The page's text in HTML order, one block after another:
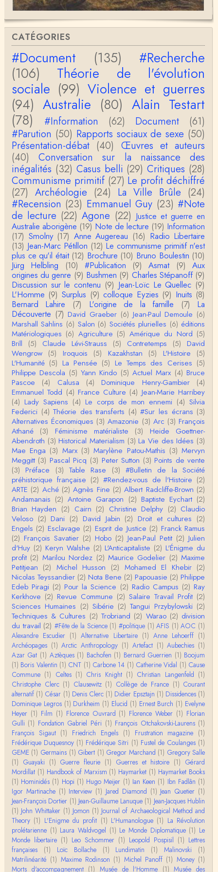
honnêteté intellectuelle, vous êtes passionnant.A …
Christophe Darmangeat
Si, le lien fonctionne bel et bien, je viens de le véri
fier. Il mène à la thèse de Jean-Claude Favin…
roland `chaudat
le lien cité par BB ne fonctionne pas ( 6 ans aprè
s), dommage, mais j'ai la même impression que …
Christophe Darmangeat
La plus récente, donc celle en français, la quatrièm
e, publiée chez La Découverte.Bonne lecture !
Anonymous
Actuellement c'est quelle édition qui est la plus à jo
ur? La dernière edition française ou celle…
roland chaudat
le sous-titre de l’article de la Lutte de Classes “No
n, l’oppression des femmes n’a pas toujours exi…
roland chaudat
Votre gourmandise sera probablement récompens
ée parce que Snow apporte "de l'eau à votre m
o…
Christophe Darmangeat
...Et merci à vous pour Snow – qui m'a l'air d'être
davantage une histoire qu'une et…
roland chaudat
Tout à fait d'accord avec vous et quant à Leacock j
e n'ai lu qu'un de ses ouvrages et il…
Anonymous
Homo sapiens a clairement évolué depuis 300 00
0 ans. Tout d'abord, il y a la différence notable …
Christophe Darmangeat
Cet article apporte de l'eau à mon moulin (si j'ose
dire) en appuyant la réalité des torture…
roland chaudat
IROQUOIS CANNIBALISM: FACT NOT FICTIONTho
mas S. AblerUniversity of WaterlooBien que ce text
e ne comp…
roland chaudat
Merci de relever ma généralisation hâtive en ce qu
i concerne une hypothétique proportion relative e
n…
Christophe Darmangeat
Pour ce qui est des effets de la variole, ils ont en
effet été catastrophiques 'une manière géné…
Roland Chaudat
L'histoire des populations autochtones profite certai
nement de ces reconstitutions dont la visit…
Anonymous
Je viens de regarder une vidéo de Pascal Picq sur
"le blob" à l'instant. Mon premier r…
Yves Le Dantec
En effet, par "hiérarchie" j'entendais surtout ce que
tu entends dans ton second point…
Claude Julien
« Nous n’avons pas cessé, de toute évidence, d’êt
re ‘ethnocentriques’. Mais nous n’en sommes pas m
oi…
Christophe Darmangeat
Encore une fois, l'histoire de la hiérarchie ne me s
emble pas être le bon angle de discussion – …
Christophe Darmangeat
Évidemment, de toute façon c'est toujours de ma f
aute. ;-)
Damian
Merci de ta réponse ! Pour les pénis, c'est de cell
es qu'on écarte, car dans une société pat…
Yves Le Dantec
Affligeant, ce documentaire. Ca me fait me deman
der : est-ce que tenter de revoir l'histoire des…
Boudjemaa Sedira
Merci pour cet article méthodique. En effet, les "b
âtons-à-fouir" qu'on a pu trouver a…
CATÉGORIES
#Document (135)
#Recherche
(106)
Théorie de l'évolution
sociale (99) Violence et guerres
(94) Australie (80) Alain Testart
(78)
#Information (62) Document
(61)
#Parution (50) Rapports sociaux de sexe (50)
Présentation-débat (40) Œuvres et auteurs
(40)
Conversation sur la naissance des
inégalités (32) Casus belli (29) Critiques (28)
Communisme primitif (27) Le profit déchiffré
(27) Archéologie (24) La Ville Brûle (24)
#Recension (23) Emmanuel Guy (23) #Note
de lecture (22) Agone (22) Justice et guerre en
Australie aborigène (19) Note de lecture (19) Information
(17) Smolny (17) Anne Augereau (16) Radio Libertaire
(13) Jean-Marc Pétillon (12) Le communisme primitif n'est
plus ce qu'il était (12) Brochure (10) Bruno Boulestin (10)
Jürg Helbling
(10) #Publication (9) Asmat (9)
Aux
origines du genre (9) Bushmen (9) Charles Stépanoff (9)
Discussion sur le contenu (9) Jean-Loïc Le Quellec (9)
L'Homme (9) Surplus (9) colloque Eyzies (9) Inuits (8)
Bernard Lahire
(7) L'origine de la famille (7)
La
Découverte (7) David Graeber (6) Jean-Paul Demoule (6)
Marshall Sahlins (6) Salon (6) Sociétés plurielles (6) éditions
Matériologiques (6) Agriculture (5) Amérique du Nord (5)
Brill
(5) Claude Lévi-Strauss (5) Contretemps (5)
David
Wengrow (5) Iroquois (5) Kazakhstan (5) L'Histoire
(5)
L'Humanité (5) La Pensée (5) Le Temps des Cerises (5)
Philippe Descola (5) Yann Kindo (5) Actuel Marx (4) Bruce
Pascoe
(4) Calusa (4) Dominique Henry-Gambier
(4)
Emmanuel Todd (4) France Culture (4) Jean-Marie Harribey
(4) Lady Sapiens (4) Le corps de mon ennemi (4) Silvia
Federici (4) Théorie des transferts (4) #Sur les écrans (3)
Alternatives Économiques (3) Amazonie (3) Arc (3) François
Athané
(3) Féminisme matérialiste (3)
Heide Goettner-
Abendroth (3) Historical Materialism (3) La Vie des Idées (3)
Mae Enga (3) Marx (3) Marylène Patou-Mathis (3) Mervyn
Meggitt (3) Pascal Picq (3) Peter Sutton (3) Points de vente
(3) Préface (3) Table Rase (3) #Bulletin de la Société
préhistorique française (2) #Rendez-vous de l'Histoire (2)
ARTE (2) Aché (2) Agnès Fine (2) Albert Radcliffe-Brown (2)
Andamanais (2) Antoine Garapon (2) Baptiste Eychart (2)
Brian Hayden (2) Cairn (2) Christine Delphy (2) Claudio
Veloso (2) Dani (2) David Jabin (2) Droit et cultures (2)
Engels (2) Esclavage (2) Esprit de Justice (2) Franck Ramus
(2) François Savatier (2) Hobo (2) Jean-Paul Petit (2) Julien
d'Huy (2) Keryn Walshe (2) L'Anticapitaliste (2) L'Énigme du
profit (2) Marilou Nordez (2) Maurice Godelier (2) Maxime
Petitjean (2) Michel Husson (2) Mohamed El Khebir (2)
Nicolas Teyssandier (2) Nota Bene (2) Papouasie (2) Philippe
Edeb Piragi (2) Pour la Science (2) Radio Campus (2) Ray
Kerkhove (2) Revue Commune (2) Salaire Travail Profit (2)
Sciences Humaines (2) Sibérie (2) Tangui Przybylowski (2)
Techniques & Cultures (2) Trobriand (2) Warao (2) division
du travail (2) #Fête de la Science (1) #politique (1) AFIS (1) AOC (1)
Alexandre Escudier (1) Alternative Libertaire (1) Anne Lehoerff (1)
Archéopages (1) Arctic Anthropology (1) Artefact (1) Aubechies (1)
Azar Gat (1) Aztèques (1) Bachofen (1) Bernard Guerrien (1) Boojum
(1) Boris Valentin (1) CNT (1) Carbone 14 (1) Catherine Vidal (1) Cause
Commune (1) Celtes (1) Chris Knight (1) Christian Langenfeld (1)
Christophe Clerc (1) Clausewitz (1) Collège de France (1) Courant
alternatif (1) César (1) Denis Clerc (1) Didier Epsztajn (1) Dissidences (1)
Dominique Legros (1) Durkheim (1) Elucid (1) Ernest Burch (1) Evelyne
Heyer (1) Film (1) Florence Ouvrard (1) Florence Weber (1) Florian
Gulli (1) Fondation Gabriel Péri (1) François Otchakovski-Laurens (1)
François Sigaut (1) Friedrich Engels (1) Frustration magazine (1)
Frédérique Duquesnoy (1) Frédérique Sitri (1) Fustel de Coulanges (1)
GEME (1) Germains (1) Gibert (1) Gregor Marchand (1) Gregory Salle
(1) Guayaki (1) Guerre fleurie (1) Guerres et histoire (1) Gérard
Mordillat (1) Handbook of Marxism (1) Haymarket (1) Haymarket Books
(1) Hominidés (1) Hopi (1) Hugo Meijer (1) Ian Keen (1) Ibn Fadlân (1)
Igor Martinache (1) Interview (1) Jared Diamond (1) Jean Quetier (1)
Jean-François Dortier (1) Jean-Guillaume Lanuque (1) Jean-Jacques Hublin
(1) John Whittaker (1) Jomon (1) Journal of Archaeological Method and
Theory (1) L'Enigme du profit (1) L'Humanologue (1) La Révolution
prolétarienne (1) Laura Waldvogel (1) Le Monde Diplomatique (1) Le
Monde libertaire (1) Leo Schommer (1) Leopold Pospisil (1) Lettres
françaises
(1) Loïc Bollache (1) Lundimatin (1) Malinovski
(1)
Matrilinéarité (1) Maxime Rodinson (1) Michel Panoff (1) Money (1)
Morts d'accompagnement (1) Musée de l'Homme (1) Musée des